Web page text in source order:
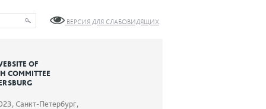
ВЕРСИЯ ДЛЯ СЛАБОВИДЯЩИХ
OF
COMMITTEE
Санкт-Петербург,